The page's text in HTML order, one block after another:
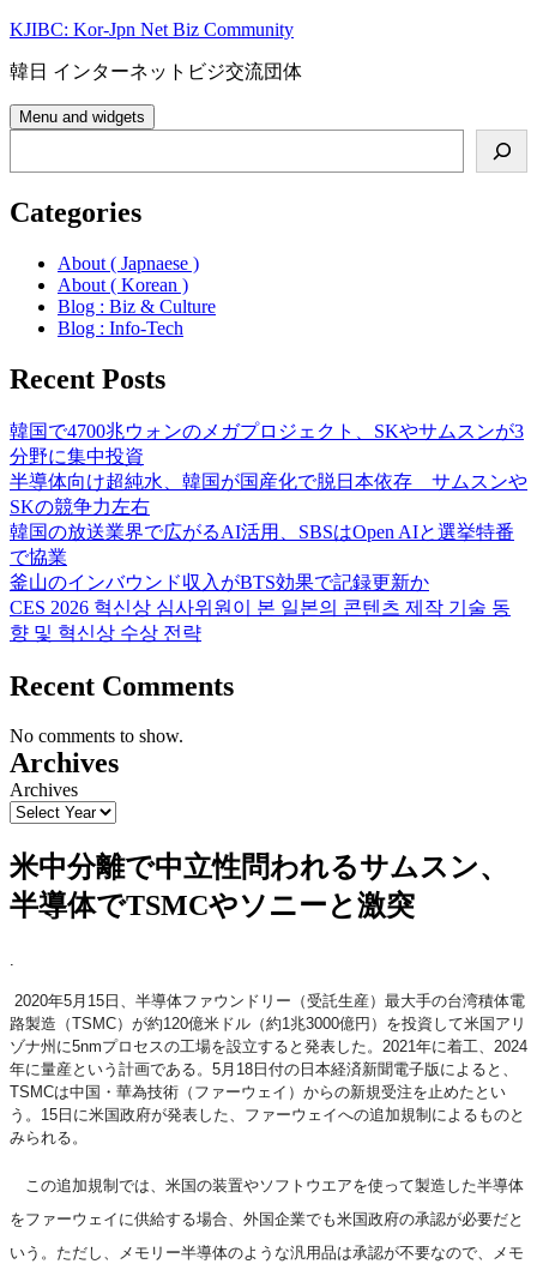
Skip
content
KJIBC: Kor-Jpn Net Biz Community
韓日 インターネットビジ交流団体
Menu and widgets
Categories
About ( Japnaese )
About ( Korean )
Blog : Biz & Culture
Blog : Info-Tech
Recent Posts
韓国で4700兆ウォンのメガプロジェクト、SKやサムスンが3
分野に集中投資
半導体向け超純水、韓国が国産化で脱日本依存 サムスンや
SKの競争力左右
韓国の放送業界で広がるAI活用、SBSはOpen AIと選挙特番
で協業
釜山のインバウンド収入がBTS効果で記録更新か
CES 2026 혁신상 심사위원이 본 일본의 콘텐츠 제작 기술 동
향 및 혁신상 수상 전략
Recent Comments
No comments to show.
Archives
Archives
米中分離で中立性問われるサムスン、
半導体でTSMCやソニーと激突
.
2020年5月15日、半導体ファウンドリー（受託生産）最大手の台湾積体電
路製造（TSMC）が約120億米ドル（約1兆3000億円）を投資して米国アリ
ゾナ州に5nmプロセスの工場を設立すると発表した。2021年に着工、2024
年に量産という計画である。5月18日付の日本経済新聞電子版によると、
TSMCは中国・華為技術（ファーウェイ）からの新規受注を止めたとい
う。15日に米国政府が発表した、ファーウェイへの追加規制によるものと
みられる。
この追加規制では、米国の装置やソフトウエアを使って製造した半導体
をファーウェイに供給する場合、外国企業でも米国政府の承認が必要だと
いう。ただし、メモリー半導体のような汎用品は承認が不要なので、メモ